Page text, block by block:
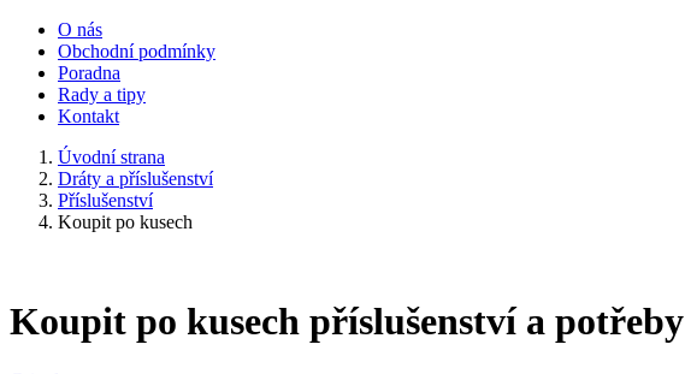
O nás
Obchodní podmínky
Poradna
Rady a tipy
Kontakt
Úvodní strana
Dráty a příslušenství
Příslušenství
Koupit po kusech
Koupit po kusech příslušenství a potřeby